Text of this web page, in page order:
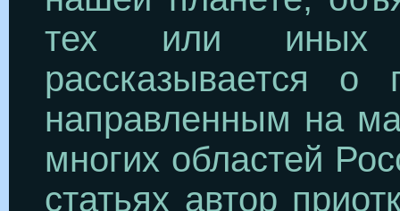
тех или иных
рассказывается о
направленным на
многих областей
статьях автор